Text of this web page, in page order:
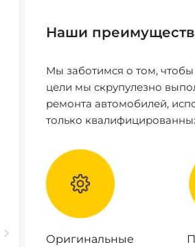
Наши
Мы заботимся о том,
цели мы скрупулезно
ремонта автомобилей,
только
Оригинальные